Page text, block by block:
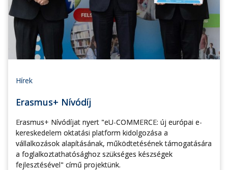
Hírek
Erasmus+ Nívódíj
Erasmus+ Nívódíjat nyert "eU-COMMERCE: új európai e-
kereskedelem oktatási platform kidolgozása a
vállalkozások alapításának, működtetésének támogatására
a foglalkoztathatósághoz szükséges készségek
fejlesztésével" című projektünk.